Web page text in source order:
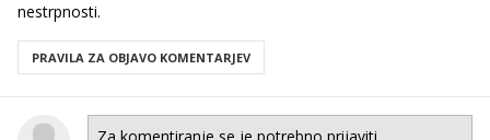
nestrpnosti.
PRAVILA ZA OBJAVO KOMENTARJEV